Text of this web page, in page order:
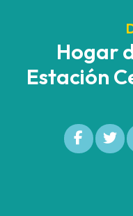
Hogar
Estación